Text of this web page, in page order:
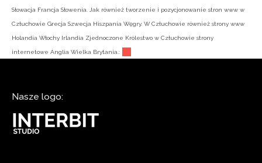
Słowacja Francja Słowenia. Jak również tworzenie i pozycjonowanie stron www w
Człuchowie Grecja Szwecja Hiszpania Węgry. W Człuchowie również strony www
Holandia Włochy Irlandia Zjednoczone Królestwo w Człuchowie strony
internetowe Anglia Wielka Brytania.:
Nasze logo: